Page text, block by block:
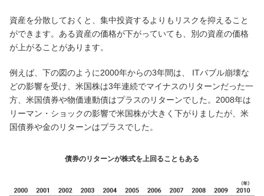
資産を分散しておくと、集中投資するよりもリスクを抑えること
ができます。ある資産の価格が下がっていても、別の資産の価格
が上がることがあります。
例えば、下の図のように2000年からの3年間は、 ITバブル崩壊な
どの影響を受け、米国株は3年連続でマイナスのリターンだった一
方、米国債券や物価連動債はプラスのリターンでした。2008年は
リーマン・ショックの影響で米国株が大きく下がりましたが、米
国債券や金のリターンはプラスでした。
債券のリターンが株式を上回ることもある